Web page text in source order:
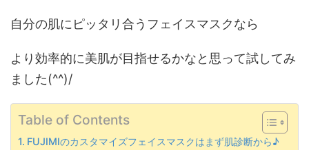
自分の肌にピッタリ合うフェイスマスクなら
より効率的に美肌が目指せるかなと思って試してみ
ました(^^)/
Table of Contents
FUJIMIのカスタマイズフェイスマスクはまず肌診断から♪